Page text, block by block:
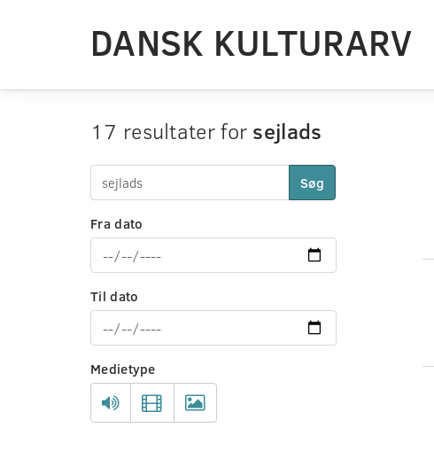
DANSK KULTURARV
17 resultater for sejlads
Søg
Fra dato
Til dato
Medietype